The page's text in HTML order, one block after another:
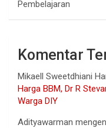
Pembelajaran
Komentar
Mikaell Sweetdhiani
Harga BBM, Dr R
Warga DIY
Adityawarman